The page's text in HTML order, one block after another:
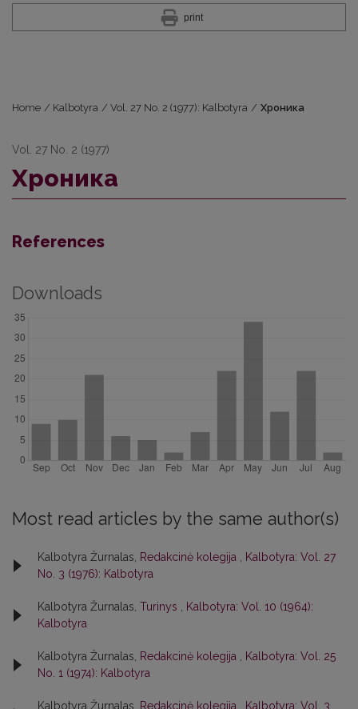
print
Home / Kalbotyra / Vol. 27 No. 2 (1977): Kalbotyra / Хроника
Vol. 27 No. 2 (1977)
Хроника
References
Downloads
Most read articles by the same author(s)
Kalbotyra Žurnalas, Redakcinė kolegija
Kalbotyra: Vol. 27
No. 3 (1976): Kalbotyra
Kalbotyra Žurnalas, Turinys
Kalbotyra: Vol. 10 (1964):
Kalbotyra
Kalbotyra Žurnalas, Redakcinė kolegija
Kalbotyra: Vol. 25
No. 1 (1974): Kalbotyra
Kalbotyra Žurnalas, Redakcinė kolegija
Kalbotyra: Vol. 3